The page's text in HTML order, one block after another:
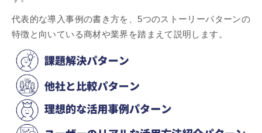
代表的な導入事例の書き方を、5つのストーリーパターンの
特徴と向いている商材や業界を踏まえて説明します。